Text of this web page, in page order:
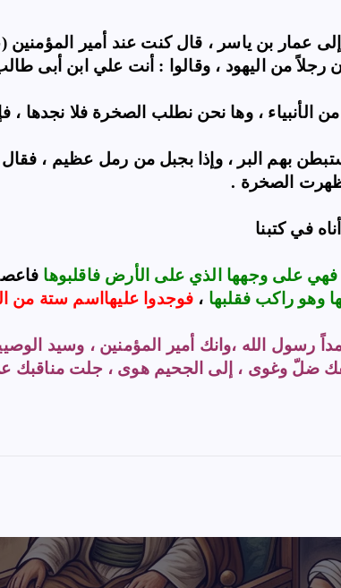
بن ياسر ، قال كنت عند أمير المؤمنين
من اليهود ، وقالوا : أنت علي ابن أبى
الأنبياء ، وها نحن نطلب الصخرة فلا نجدها ،
بهم البر ، وإذا بجبل من رمل عظيم ، فقال
الصخرة .
في كتبنا
فهي على وجهها الذي على الأرض فاقلبوها
وهو راكب فقلبها ، فوجدوا عليها اسم ستة من
رسول الله ،وانك أمير المؤمنين ، وسيد
وغوى ، إلى الجحيم هوى ، جلت مناقبك عن